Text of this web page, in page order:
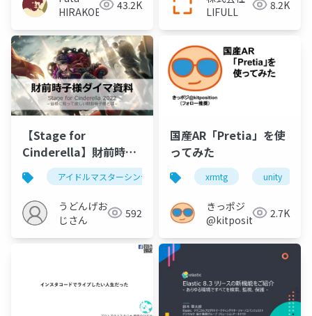
HIRAKOBA
43.2K
LIFULL
8.2K
【Stage for
Cinderella】財前時子
様ダイマ資料【アイド
ルマスターシンデレラ
ガールズ】
アイドルマスターシンデレラガールズスターライトステージ
うどんげお
じさん
592
国産AR「Pretia」を使
ってみた
xrmtg unity
きっポジ
@kitposition 2.7K